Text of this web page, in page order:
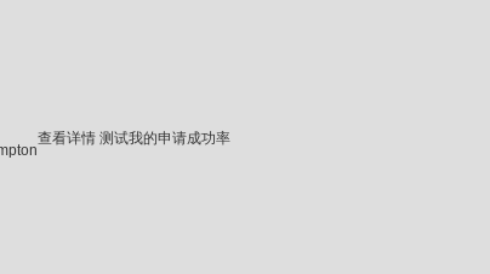
查看详情 测试我的申请成功率